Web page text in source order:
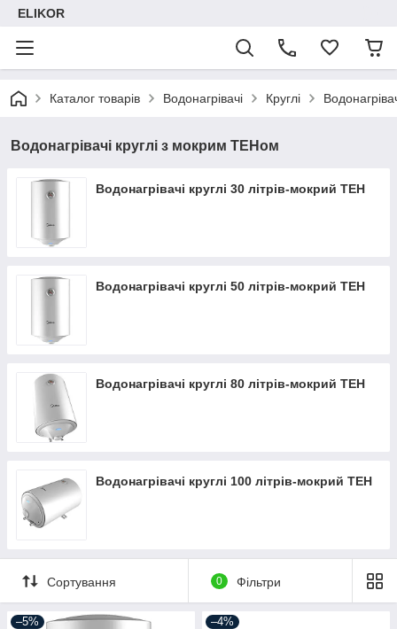
ELIKOR
Каталог товарів Водонагрівачі Круглі
Водонагрівачі круглі з мокрим ТЕНом
Водонагрівачі круглі 30 літрів-мокрий ТЕН
Водонагрівачі круглі 50 літрів-мокрий ТЕН
Водонагрівачі круглі 80 літрів-мокрий ТЕН
Водонагрівачі круглі 100 літрів-мокрий ТЕН
Сортування 0 Фільтри
–5% –4%